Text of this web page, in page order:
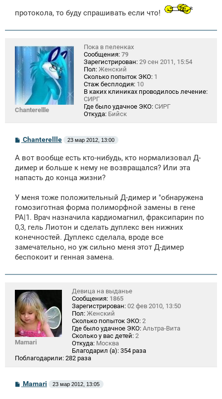
и
протокола, то буду спрашивать если что!
Сhаntеrеlllе
Пока в пеленках
Сообщения: 79
Зарегистрирован: 29 сен 2011, 15:54
Пол: Женский
Сколько попыток ЭКО: 1
Стаж бесплодия: 10
В каких клиниках проводилось лечение:
СИРГ
Где было удачное ЭКО: СИРГ
Откуда: Бийск
С
о
б
щ
н
Сhаntеrеlllе 23 мар 2012, 13:00
А вот вообще есть кто-нибудь, кто нормализовал Д-
димер и больше к нему не возвращался? Или эта
напасть до конца жизни?
У меня тоже положительный Д-димер и "обнаружена
гомозиготная форма полиморфной замены в гене
PA|1. Врач назначила кардиомагнил, фраксипарин по
0,3, гель Лиотон и сделать дуплекс вен нижних
конечностей. Дуплекс сделала, вроде все
замечательно, но уж сильно меня этот Д-димер
беспокоит и генная замена.
Mamari
Девица на выданье
Сообщения: 1865
Зарегистрирован: 02 фев 2010, 13:50
Пол: Женский
Сколько попыток ЭКО: 2
Где было удачное ЭКО: Альтра-Вита
Сколько у вас детей: 2
Откуда: Москва
Благодарил (а): 354 раза
Поблагодарили: 282 раза
С
о
Mamari 23 мар 2012, 13:05